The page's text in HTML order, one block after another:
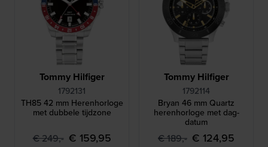
Tommy Hilfiger
1792131
TH85 42 mm Herenhorloge
met dubbele tijdzone
€ 249,- € 159,95
Tommy Hilfiger
1792114
Bryan 46 mm Quartz
herenhorloge met dag-
datum
€ 189,- € 124,95